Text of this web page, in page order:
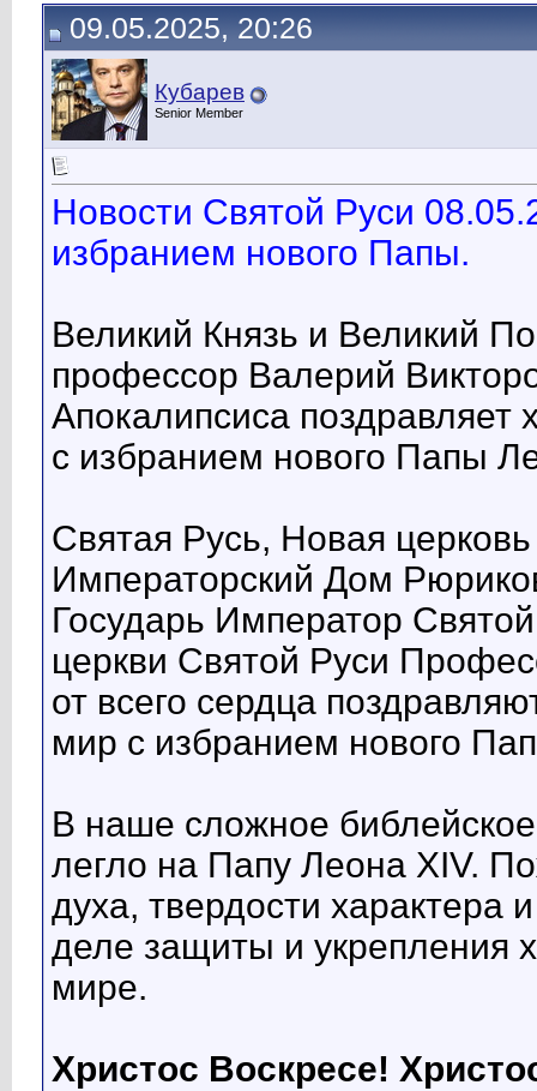
09.05.2025, 20:26
Кубарев
Senior Member
Новости Святой Руси
избранием нового Папы.
Великий Князь и Великий
профессор Валерий
Апокалипсиса поздравляет
с избранием нового Папы
Святая Русь, Новая
Императорский Дом
Государь Император
церкви Святой Руси
от всего сердца
мир с избранием нового
В наше сложное
легло на Папу Леона XIV.
духа, твердости характера
деле защиты и укрепления
мире.
Христос Воскресе!